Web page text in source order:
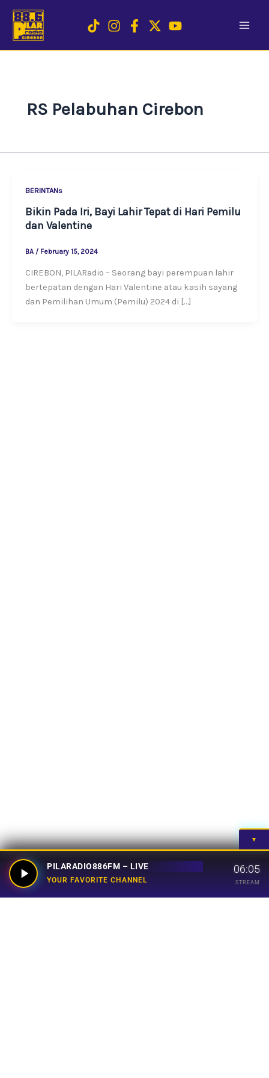
content
RS Pelabuhan Cirebon
BERINTANs
Bikin Pada Iri, Bayi Lahir Tepat di Hari Pemilu
dan Valentine
BA / February 15, 2024
CIREBON, PILARadio – Seorang bayi perempuan lahir
bertepatan dengan Hari Valentine atau kasih sayang
dan Pemilihan Umum (Pemilu) 2024 di […]
▼
PILARADIO886FM – LIVE
YOUR FAVORITE CHANNEL
06:05
STREAM